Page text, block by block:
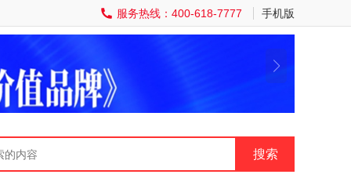
服务热线：400-618-7777 手机版